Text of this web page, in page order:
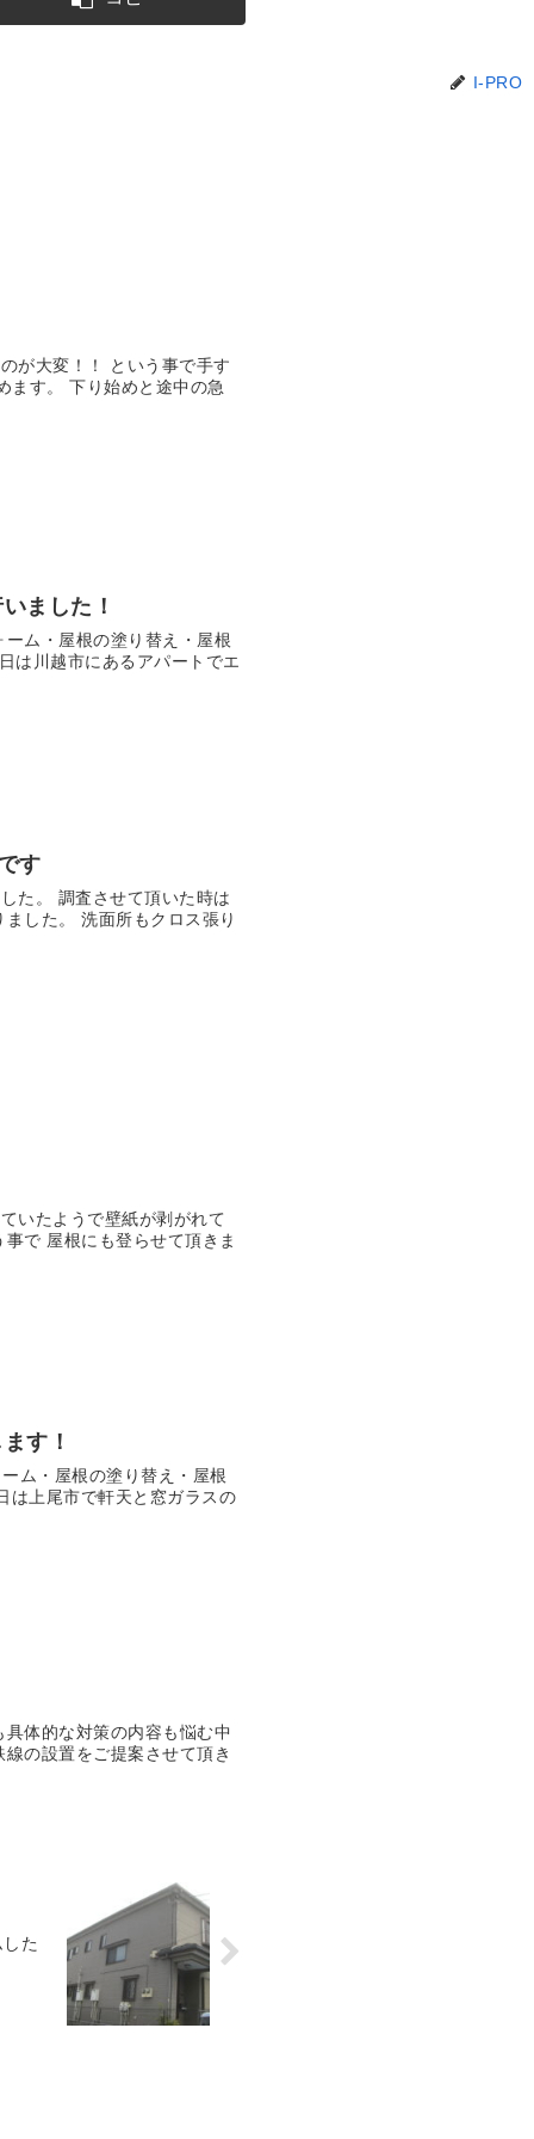
I-PRO
が大変！！ という事で手す
ます。 下り始めと途中の急
ました！
ム・屋根の塗り替え・屋根
は川越市にあるアパートでエ
す
た。 調査させて頂いた時は
した。 洗面所もクロス張り
いたようで壁紙が剥がれて
で 屋根にも登らせて頂きま
す！
ム・屋根の塗り替え・屋根
は上尾市で軒天と窓ガラスの
体的な対策の内容も悩む中
の設置をご提案させて頂き
た